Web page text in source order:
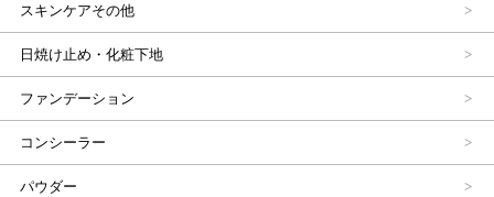
スキンケアその他
日焼け止め・化粧下地
ファンデーション
コンシーラー
パウダー